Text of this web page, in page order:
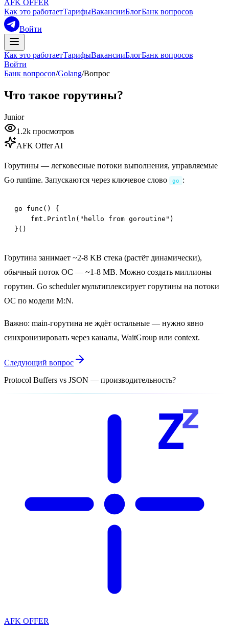
AFK OFFER
Как это работаетТарифыВакансииБлогБанк вопросов
Войти
Как это работаетТарифыВакансииБлогБанк вопросов
Войти
Банк вопросов/Golang/Вопрос
Что такое горутины?
Junior
1.2k просмотров
AFK Offer AI
Горутины — легковесные потоки выполнения, управляемые
Go runtime. Запускаются через ключевое слово
go :
go func() {
    fmt.Println("hello from goroutine")
}()
Горутина занимает ~2-8 KB стека (растёт динамически),
обычный поток ОС — ~1-8 MB. Можно создать миллионы
горутин. Go scheduler мультиплексирует горутины на потоки
ОС по модели M:N.
Важно: main-горутина не ждёт остальные — нужно явно
синхронизировать через каналы, WaitGroup или context.
Следующий вопрос
Protocol Buffers vs JSON — производительность?
Zz
AFK OFFER